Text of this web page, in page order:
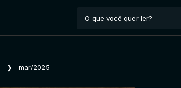
❯ mar/2025